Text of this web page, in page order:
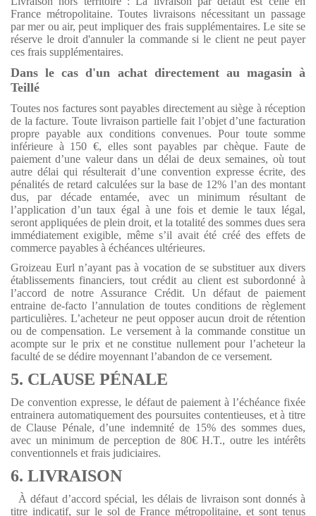
France métropolitaine. Toutes livraisons nécessitant un passage
par mer ou air, peut impliquer des frais supplémentaires. Le site se
réserve le droit d'annuler la commande si le client ne peut payer
ces frais supplémentaires.
Dans le cas d'un achat directement au magasin à
Teillé
Toutes nos factures sont payables directement au siège à réception
de la facture. Toute livraison partielle fait l’objet d’une facturation
propre payable aux conditions convenues. Pour toute somme
inférieure à 150 €, elles sont payables par chèque. Faute de
paiement d’une valeur dans un délai de deux semaines, où tout
autre délai qui résulterait d’une convention expresse écrite, des
pénalités de retard calculées sur la base de 12% l’an des montant
dus, par décade entamée, avec un minimum résultant de
l’application d’un taux égal à une fois et demie le taux légal,
seront appliquées de plein droit, et la totalité des sommes dues sera
immédiatement exigible, même s’il avait été créé des effets de
commerce payables à échéances ultérieures.
Groizeau Eurl n’ayant pas à vocation de se substituer aux divers
établissements financiers, tout crédit au client est subordonné à
l’accord de notre Assurance Crédit. Un défaut de paiement
entraine de-facto l’annulation de toutes conditions de règlement
particulières. L’acheteur ne peut opposer aucun droit de rétention
ou de compensation. Le versement à la commande constitue un
acompte sur le prix et ne constitue nullement pour l’acheteur la
faculté de se dédire moyennant l’abandon de ce versement.
5. CLAUSE PÉNALE
De convention expresse, le défaut de paiement à l’échéance fixée
entrainera automatiquement des poursuites contentieuses, et à titre
de Clause Pénale, d’une indemnité de 15% des sommes dues,
avec un minimum de perception de 80€ H.T., outre les intérêts
conventionnels et frais judiciaires.
6. LIVRAISON
À défaut d’accord spécial, les délais de livraison sont donnés à
titre indicatif, sur le sol de France métropolitaine, et sont tenus